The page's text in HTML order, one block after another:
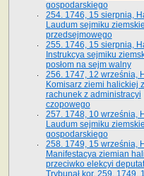
gospodarskiego
254. 1746, 15 sierpnia,
Laudum sejmiku
przedsejmowego
255. 1746, 15 sierpnia,
Instrukcya sejmiku
posłom na sejm walny
256. 1747, 12 września,
Komisarz ziemi halickiej
rachunek z administracyi
czopowego
257. 1748, 10 września,
Laudum sejmiku
gospodarskiego
258. 1749, 15 września,
Manifestacya ziemian
przeciwko elekcyi
Trybunał kor. 259. 1749,